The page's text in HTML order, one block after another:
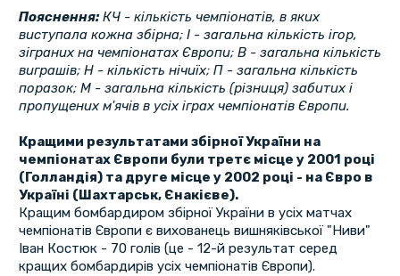
Пояснення:КЧ - кількість чемпіонатів, в яких
виступала кожна збірна; І - загальна кількість ігор,
зіграних на чемпіонатах Європи; В - загальна кількість
виграшів; Н - кількість нічиїх; П - загальна кількість
поразок; М - загальна кількість (різниця) забитих і
пропущених м'ячів в усіх іграх чемпіонатів Європи.
Кращими результатами збірної України на
чемпіонатах Європи були третє місце у 2001 році
(Голландія) та друге місце у 2002 році - на Євро в
Україні (Шахтарськ, Єнакієве).
Кращим бомбардиром збірної України в усіх матчах
чемпіонатів Європи є вихованець вишняківської "Ниви"
Іван Костюк - 70 голів (це - 12-й результат серед
кращих бомбардирів усіх чемпіонатів Європи).